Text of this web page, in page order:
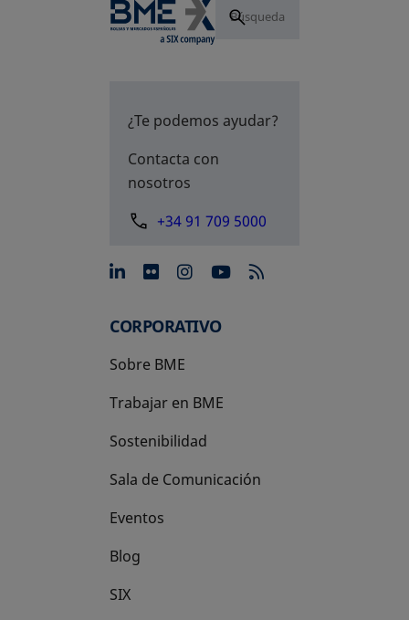
¿Te podemos ayudar?
Contacta con
nosotros
+34 91 709 5000
se abre en una pestaña
se abre en una pestaña
se abre en una
se abre en una
CORPORATIVO
Sobre BME
Trabajar en BME
Sostenibilidad
Sala de Comunicación
Eventos
Blog
SIX
se abre en una pestaña nueva